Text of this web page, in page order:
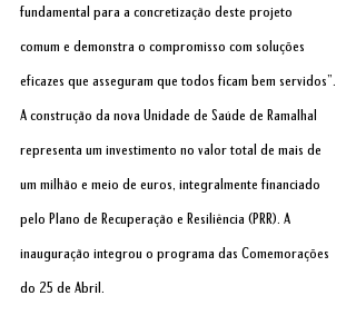
fundamental para a concretização deste projeto
comum e demonstra o compromisso com soluções
eficazes que asseguram que todos ficam bem servidos”.
A construção da nova Unidade de Saúde de Ramalhal
representa um investimento no valor total de mais de
um milhão e meio de euros, integralmente financiado
pelo Plano de Recuperação e Resiliência (PRR). A
inauguração integrou o programa das Comemorações
do 25 de Abril.